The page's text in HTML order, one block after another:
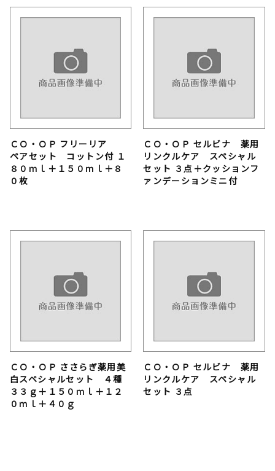
ＣＯ・ＯＰ フリーリア
ペアセット コットン付 １
８０ｍｌ＋１５０ｍｌ＋８
０枚
ＣＯ・ＯＰ セルビナ 薬用
リンクルケア スペシャル
セット ３点＋クッションフ
ァンデーションミニ付
ＣＯ・ＯＰ ささらぎ薬用美
白スペシャルセット ４種
３３ｇ＋１５０ｍｌ＋１２
０ｍｌ＋４０ｇ
ＣＯ・ＯＰ セルビナ 薬用
リンクルケア スペシャル
セット ３点